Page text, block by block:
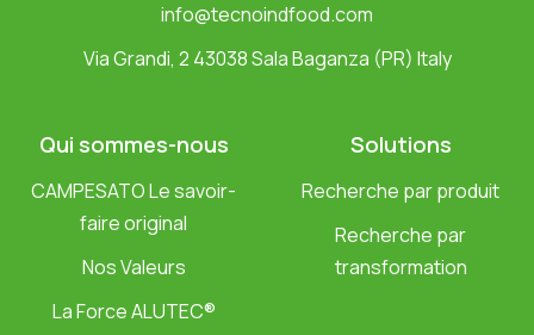
info@tecnoindfood.com
Via Grandi, 2 43038 Sala Baganza (PR) Italy
Qui sommes-nous
CAMPESATO Le savoir-
faire original
Nos Valeurs
La Force ALUTEC®
Solutions
Recherche par produit
Recherche par
transformation